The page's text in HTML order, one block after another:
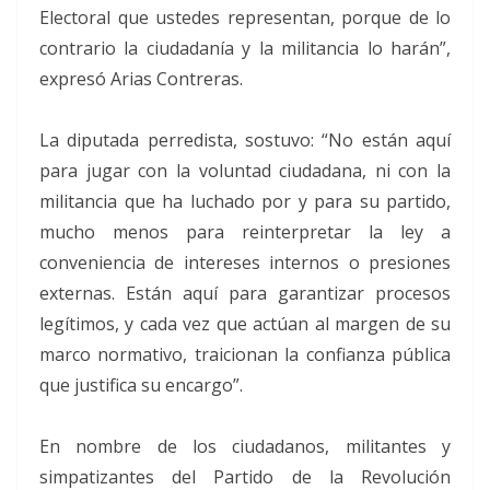
Electoral que ustedes representan, porque de lo
contrario la ciudadanía y la militancia lo harán”,
expresó Arias Contreras.
La diputada perredista, sostuvo: “No están aquí
para jugar con la voluntad ciudadana, ni con la
militancia que ha luchado por y para su partido,
mucho menos para reinterpretar la ley a
conveniencia de intereses internos o presiones
externas. Están aquí para garantizar procesos
legítimos, y cada vez que actúan al margen de su
marco normativo, traicionan la confianza pública
que justifica su encargo”.
En nombre de los ciudadanos, militantes y
simpatizantes del Partido de la Revolución